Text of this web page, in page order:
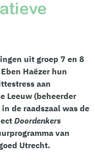
uit groep 7 en 8
Haëzer hun
aan
Leeuw (beheerder
de raadszaal was de
Doordenkers
van
Utrecht.